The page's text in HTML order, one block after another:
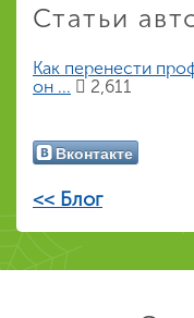
Статьи
Как перенести
он ...
2,611
Вконтакте
<< Блог